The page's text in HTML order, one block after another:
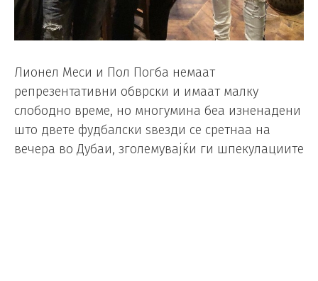
Лионел Меси и Пол Погба немаат
репрезентативни обврски и имаат малку
слободно време, но многумина беа изненадени
што двете фудбалски ѕвезди се сретнаа на
вечера во Дубаи, зголемувајќи ги шпекулациите